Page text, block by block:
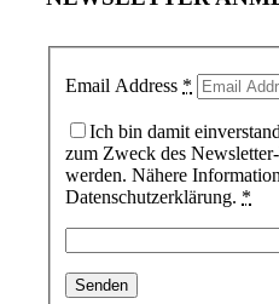
Email Address *
Ich bin damit
zum Zweck des
werden. Nähere
Datenschutzerklärung. *